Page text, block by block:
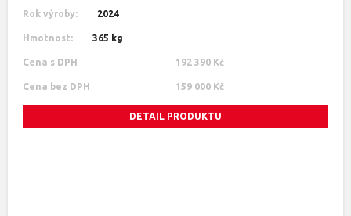
Rok výroby: 2024
Hmotnost: 365 kg
Cena s DPH 192 390 Kč
Cena bez DPH 159 000 Kč
DETAIL PRODUKTU